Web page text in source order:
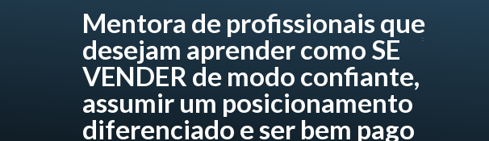
Mentora de profissionais que
desejam aprender como SE
VENDER de modo confiante,
assumir um posicionamento
diferenciado e ser bem pago